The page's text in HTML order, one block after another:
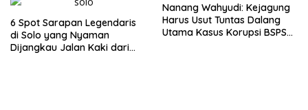
6 Spot Sarapan Legendaris
di Solo yang Nyaman
Dijangkau Jalan Kaki dari
Nanang Wahyudi: Kejagung
Harus Usut Tuntas Dalang
Utama Kasus Korupsi BSPS